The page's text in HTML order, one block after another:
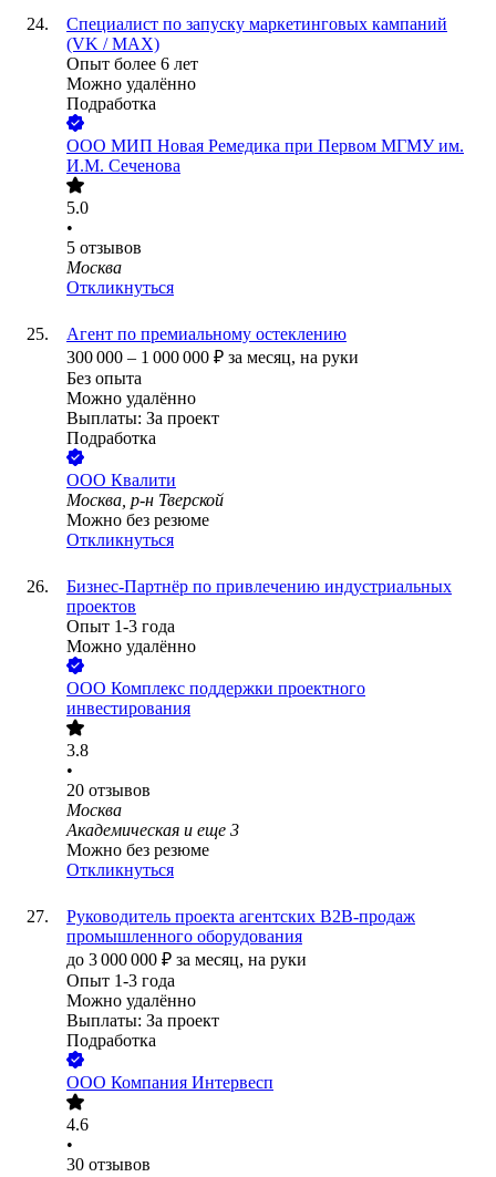
Специалист по запуску маркетинговых кампаний
(VK / MAX)
Опыт более 6 лет
Можно удалённо
Подработка
ООО МИП Новая Ремедика при Первом МГМУ им.
И.М. Сеченова
5.0
•
5 отзывов
Москва
Откликнуться
Агент по премиальному остеклению
300 000 – 1 000 000 ₽ за месяц, на руки
Без опыта
Можно удалённо
Выплаты: За проект
Подработка
ООО Квалити
Москва, р-н Тверской
Можно без резюме
Откликнуться
Бизнес-Партнёр по привлечению индустриальных
проектов
Опыт 1-3 года
Можно удалённо
ООО Комплекс поддержки проектного
инвестирования
3.8
•
20 отзывов
Москва
Академическая и еще 3
Можно без резюме
Откликнуться
Руководитель проекта агентских B2B-продаж
промышленного оборудования
до 3 000 000 ₽ за месяц, на руки
Опыт 1-3 года
Можно удалённо
Выплаты: За проект
Подработка
ООО Компания Интервесп
4.6
•
30 отзывов